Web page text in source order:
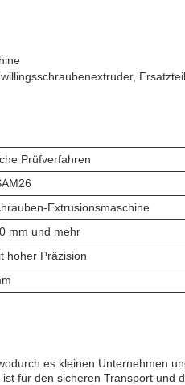
Prüfverfahren
Extrusionsmaschine
mm und mehr
hoher Präzision
es kleinen Unternehmen
für den sicheren Transport und